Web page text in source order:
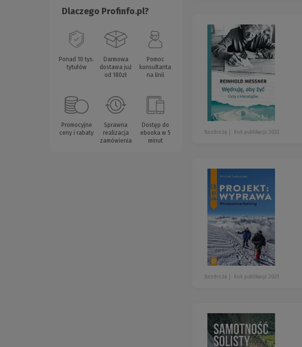
Dlaczego Profinfo.pl?
Ponad 10 tys.
tytułów
Darmowa
dostawa już
od 180zł
Pomoc
konsultanta
na linii
Promocyjne
ceny i rabaty
Sprawna
realizacja
zamówienia
Dostęp do
ebooka w 5
minut
Bezdroża Rok publikacji: 2022
Bezdroża Rok publikacji: 2021